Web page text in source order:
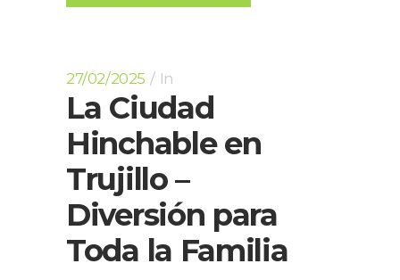
27/02/2025 In
La Ciudad
Hinchable en
Trujillo –
Diversión para
Toda la Familia